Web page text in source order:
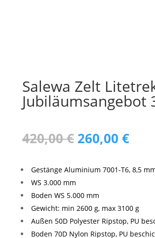
Salewa Zelt
Jubiläumsangebot
420,00€
Preis
420,00 €
260,00 €
Preis
Gestänge Aluminium 7001-T6, 8,5
WS 3.000 mm
Boden WS 5.000 mm
Gewicht: min 2600 g, max 3100 g
Außen 50D Polyester Ripstop, PU
Boden 70D Nylon Ripstop, PU